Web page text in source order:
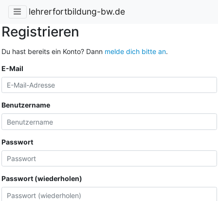
lehrerfortbildung-bw.de
Registrieren
Du hast bereits ein Konto? Dann melde dich bitte an.
E-Mail
Benutzername
Passwort
Passwort (wiederholen)